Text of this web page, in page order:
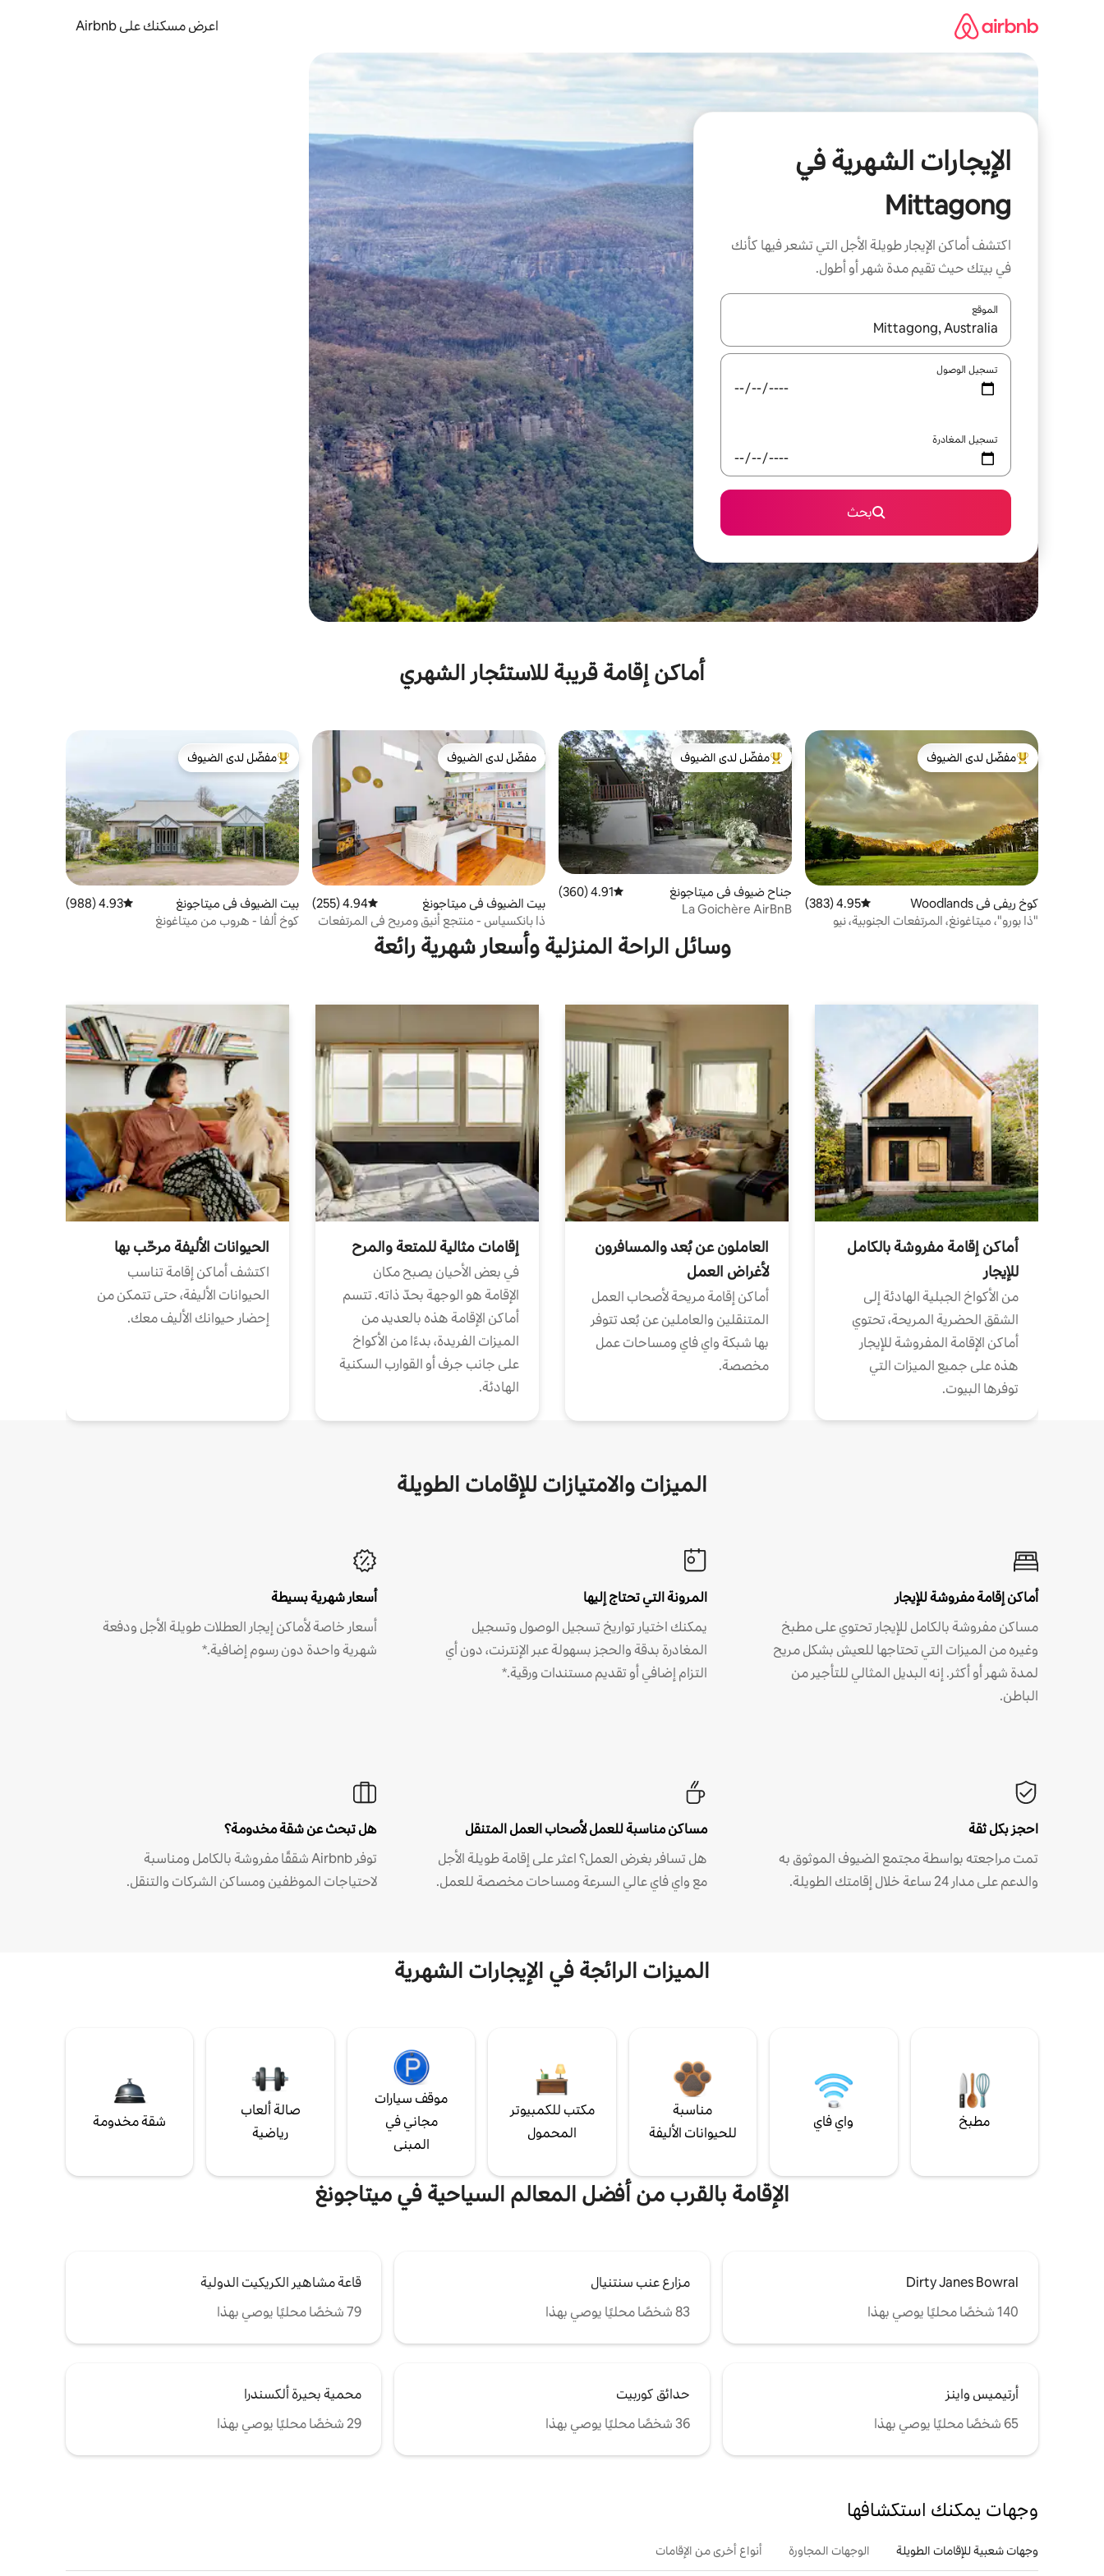
اعرض مسكنك على Airbnb
الإيجارات الشهرية في
Mittagong
اكتشف أماكن الإيجار طويلة الأجل التي تشعر فيها كأنك
في بيتك حيث تقيم مدة شهر أو أطول.
الموقع
عند توفر النتائج، انتقل باستخدام السهمين لأعلى ولأسفل أو استكشف عن طريق اللمس أو السحب.
تسجيل الوصول
تسجيل المغادرة
بحث
أماكن إقامة قريبة للاستئجار الشهري
من أبرز البيوت المفضّلة لدى الضيوف
مفضّل لدى الضيوف
كوخ ريفي في Woodlands متوسط التقييم 4.95 من 5، 383 مراجعات
4.95 (383)
"ذا بورو"، ميتاغونغ، المرتفعات الجنوبية، نيو
من أبرز البيوت المفضّلة لدى الضيوف
مفضّل لدى الضيوف
جناح ضيوف في ميتاجونغ متوسط التقييم 4.91 من 5، 360 مراجعات
4.91 (360)
La Goichère AirBnB
مفضّل لدى الضيوف
مفضّل لدى الضيوف
بيت الضيوف في ميتاجونغ متوسط التقييم 4.94 من 5، 255 مراجعات
4.94 (255)
ذا بانكسياس - منتجع أنيق ومريح في المرتفعات
من أبرز البيوت المفضّلة لدى الضيوف
مفضّل لدى الضيوف
بيت الضيوف في ميتاجونغ متوسط التقييم 4.93 من 5، 988 مراجعات
4.93 (988)
كوخ ألفا - هروب من ميتاغونغ
وسائل الراحة المنزلية وأسعار شهرية رائعة
أماكن إقامة مفروشة بالكامل
للإيجار
من الأكواخ الجبلية الهادئة إلى
الشقق الحضرية المريحة، تحتوي
أماكن الإقامة المفروشة للإيجار
هذه على جميع الميزات التي
توفرها البيوت.
العاملون عن بُعد والمسافرون
لأغراض العمل
أماكن إقامة مريحة لأصحاب العمل
المتنقلين والعاملين عن بُعد تتوفر
بها شبكة واي فاي ومساحات عمل
مخصصة.
إقامات مثالية للمتعة والمرح
في بعض الأحيان يصبح مكان
الإقامة هو الوجهة بحدّ ذاته. تتسم
أماكن الإقامة هذه بالعديد من
الميزات الفريدة، بدءًا من الأكواخ
على جانب جرف أو القوارب السكنية
الهادئة.
الحيوانات الأليفة مرحّب بها
اكتشف أماكن إقامة تناسب
الحيوانات الأليفة، حتى تتمكن من
إحضار حيوانك الأليف معك.
الميزات والامتيازات للإقامات الطويلة
أماكن إقامة مفروشة للإيجار
مساكن مفروشة بالكامل للإيجار تحتوي على مطبخ
وغيره من الميزات التي تحتاجها للعيش بشكل مريح
لمدة شهر أو أكثر. إنه البديل المثالي للتأجير من
الباطن.
المرونة التي تحتاج إليها
يمكنك اختيار تواريخ تسجيل الوصول وتسجيل
المغادرة بدقة والحجز بسهولة عبر الإنترنت، دون أي
التزام إضافي أو تقديم مستندات ورقية.*
أسعار شهرية بسيطة
أسعار خاصة لأماكن إيجار العطلات طويلة الأجل ودفعة
شهرية واحدة دون رسوم إضافية.*
احجز بكل ثقة
تمت مراجعته بواسطة مجتمع الضيوف الموثوق به
والدعم على مدار 24 ساعة خلال إقامتك الطويلة.
مساكن مناسبة للعمل لأصحاب العمل المتنقل
هل تسافر بغرض العمل؟ اعثر على إقامة طويلة الأجل
مع واي فاي عالي السرعة ومساحات مخصصة للعمل.
هل تبحث عن شقة مخدومة؟
توفر Airbnb شققًا مفروشة بالكامل ومناسبة
لاحتياجات الموظفين ومساكن الشركات والتنقل.
الميزات الرائجة في الإيجارات الشهرية
مطبخ واي فاي
مناسبة
للحيوانات الأليفة
مكتب للكمبيوتر
المحمول
موقف سيارات
مجاني في
المبنى
صالة ألعاب
رياضية
شقة مخدومة
الإقامة بالقرب من أفضل المعالم السياحية في ميتاجونغ
Dirty Janes Bowral
140 شخصًا محليًا يوصي بهذا
مزارع عنب سنتنيال
83 شخصًا محليًا يوصي بهذا
قاعة مشاهير الكريكيت الدولية
79 شخصًا محليًا يوصي بهذا
أرتيميس واينز
65 شخصًا محليًا يوصي بهذا
حدائق كوربيت
36 شخصًا محليًا يوصي بهذا
محمية بحيرة ألكسندرا
29 شخصًا محليًا يوصي بهذا
وجهات يمكنك استكشافها
وجهات شعبية للإقامات الطويلة الوجهات المجاورة أنواع أخرى من الإقامات